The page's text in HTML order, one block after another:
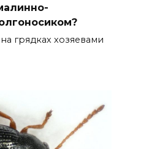
грядках хозяевами